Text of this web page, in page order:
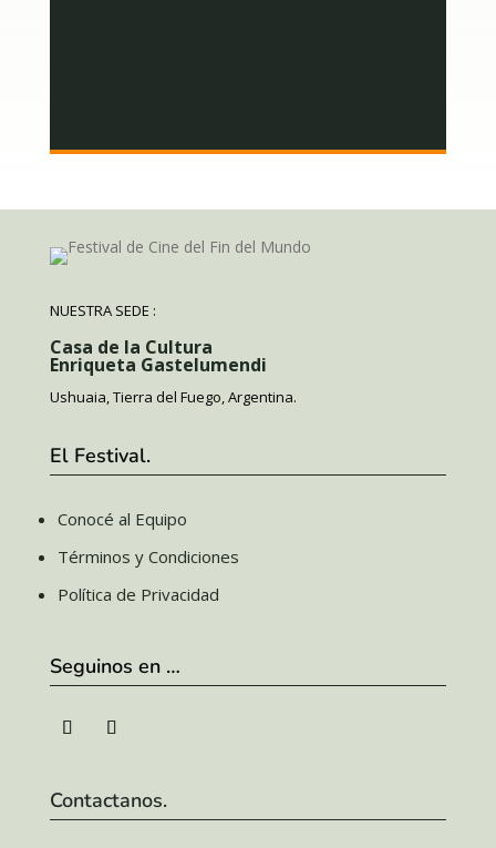
NUESTRA SEDE :
Casa de la Cultura
Enriqueta Gastelumendi
Ushuaia, Tierra del Fuego, Argentina.
El Festival.
Conocé al Equipo
Términos y Condiciones
Política de Privacidad
Seguinos en …
Contactanos.